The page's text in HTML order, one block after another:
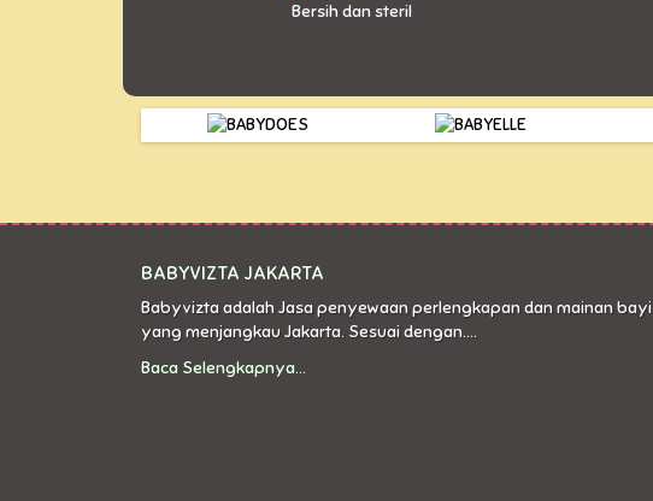
Bersih dan steril
BABYVIZTA JAKARTA
Babyvizta adalah Jasa penyewaan perlengkapan dan mainan bayi
yang menjangkau Jakarta. Sesuai dengan....
Baca Selengkapnya...